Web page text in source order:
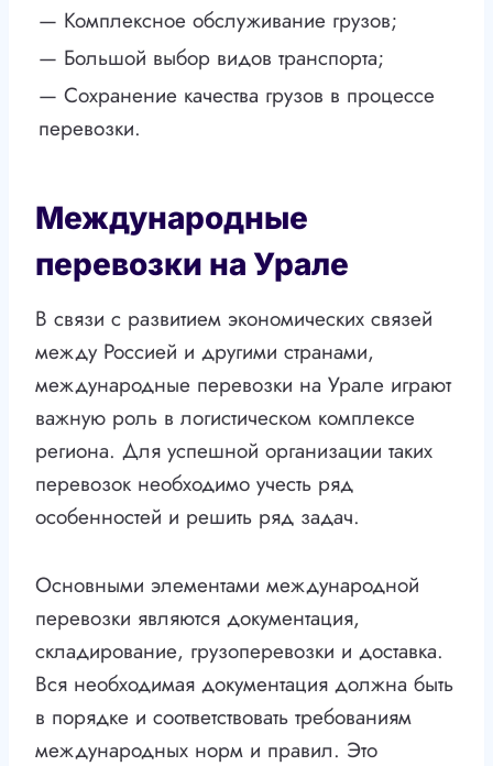
— Комплексное обслуживание грузов;
— Большой выбор видов транспорта;
— Сохранение качества грузов в процессе
перевозки.
Международные
перевозки на Урале
В связи с развитием экономических связей
между Россией и другими странами,
международные перевозки на Урале играют
важную роль в логистическом комплексе
региона. Для успешной организации таких
перевозок необходимо учесть ряд
особенностей и решить ряд задач.
Основными элементами международной
перевозки являются документация,
складирование, грузоперевозки и доставка.
Вся необходимая документация должна быть
в порядке и соответствовать требованиям
международных норм и правил. Это